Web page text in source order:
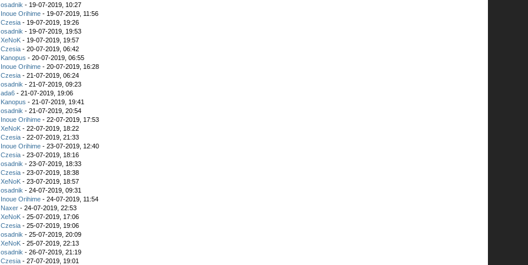
osadnik - 19-07-2019, 10:27
Inoue Orihime - 19-07-2019, 11:56
Czesia - 19-07-2019, 19:26
osadnik - 19-07-2019, 19:53
XeNoK - 19-07-2019, 19:57
Czesia - 20-07-2019, 06:42
Kanopus - 20-07-2019, 06:55
Inoue Orihime - 20-07-2019, 16:28
Czesia - 21-07-2019, 06:24
osadnik - 21-07-2019, 09:23
ada6 - 21-07-2019, 19:06
Kanopus - 21-07-2019, 19:41
osadnik - 21-07-2019, 20:54
Inoue Orihime - 22-07-2019, 17:53
XeNoK - 22-07-2019, 18:22
Czesia - 22-07-2019, 21:33
Inoue Orihime - 23-07-2019, 12:40
Czesia - 23-07-2019, 18:16
osadnik - 23-07-2019, 18:33
Czesia - 23-07-2019, 18:38
XeNoK - 23-07-2019, 18:57
osadnik - 24-07-2019, 09:31
Inoue Orihime - 24-07-2019, 11:54
Naxer - 24-07-2019, 22:53
XeNoK - 25-07-2019, 17:06
Czesia - 25-07-2019, 19:06
osadnik - 25-07-2019, 20:09
XeNoK - 25-07-2019, 22:13
osadnik - 26-07-2019, 21:19
Czesia - 27-07-2019, 19:01